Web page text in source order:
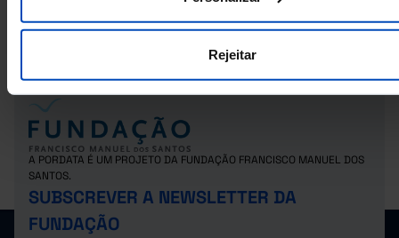
Rejeitar
Suécia
- 14,1
-
-
Europa
A PORDATA É UM PROJETO DA FUNDAÇÃO FRANCISCO MANUEL DOS
SANTOS.
SUBSCREVER A NEWSLETTER DA
FUNDAÇÃO